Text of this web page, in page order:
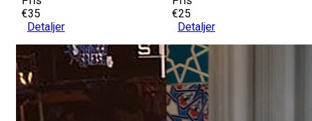
€35
Detaljer
€25
Detaljer